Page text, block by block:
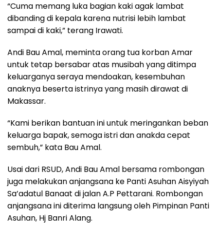
“Cuma memang luka bagian kaki agak lambat
dibanding di kepala karena nutrisi lebih lambat
sampai di kaki,” terang Irawati.
Andi Bau Amal, meminta orang tua korban Amar
untuk tetap bersabar atas musibah yang ditimpa
keluarganya seraya mendoakan, kesembuhan
anaknya beserta istrinya yang masih dirawat di
Makassar.
“Kami berikan bantuan ini untuk meringankan beban
keluarga bapak, semoga istri dan anakda cepat
sembuh,” kata Bau Amal.
Usai dari RSUD, Andi Bau Amal bersama rombongan
juga melakukan anjangsana ke Panti Asuhan Aisyiyah
Sa’adatul Banaat di jalan A.P Pettarani. Rombongan
anjangsana ini diterima langsung oleh Pimpinan Panti
Asuhan, Hj Banri Alang.